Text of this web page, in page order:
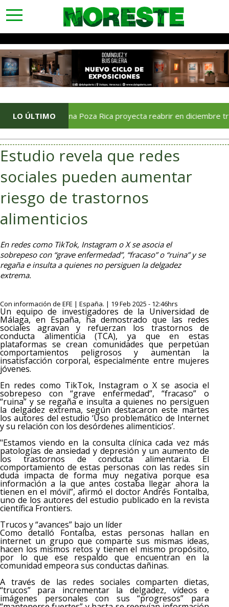
toggle
navigation
LO ÚLTIMO
Soriana Poza Rica proyecta reabrir en diciembre tras
Estudio revela que redes
sociales pueden aumentar
riesgo de trastornos
alimenticios
En redes como TikTok, Instagram o X se asocia el
sobrepeso con “grave enfermedad”, “fracaso” o “ruina” y se
regaña e insulta a quienes no persiguen la delgadez
extrema.
Con información de EFE | España. | 19 Feb 2025 - 12:46hrs
Un equipo de investigadores de la Universidad de
Málaga, en España, ha demostrado que las redes
sociales agravan y refuerzan los trastornos de
conducta alimenticia (TCA), ya que en estas
plataformas se crean comunidades que perpetúan
comportamientos peligrosos y aumentan la
insatisfacción corporal, especialmente entre mujeres
jóvenes.
En redes como TikTok, Instagram o X se asocia el
sobrepeso con “grave enfermedad”, “fracaso” o
“ruina” y se regaña e insulta a quienes no persiguen
la delgadez extrema, según destacaron este martes
los autores del estudio ‘Uso problemático de Internet
y su relación con los desórdenes alimenticios’.
"Estamos viendo en la consulta clínica cada vez más
patologías de ansiedad y depresión y un aumento de
los trastornos de conducta alimentaria. El
comportamiento de estas personas con las redes sin
duda impacta de forma muy negativa porque esa
información a la que antes costaba llegar ahora la
tienen en el móvil”, afirmó el doctor Andrés Fontalba,
uno de los autores del estudio publicado en la revista
científica Frontiers.
Trucos y “avances” bajo un líder
Como detalló Fontalba, estas personas hallan en
internet un grupo que comparte sus mismas ideas,
hacen los mismos retos y tienen el mismo propósito,
por lo que ese respaldo que encuentran en la
comunidad empeora sus conductas dañinas.
A través de las redes sociales comparten dietas,
“trucos” para incrementar la delgadez, vídeos e
imágenes personales con sus “progresos” para